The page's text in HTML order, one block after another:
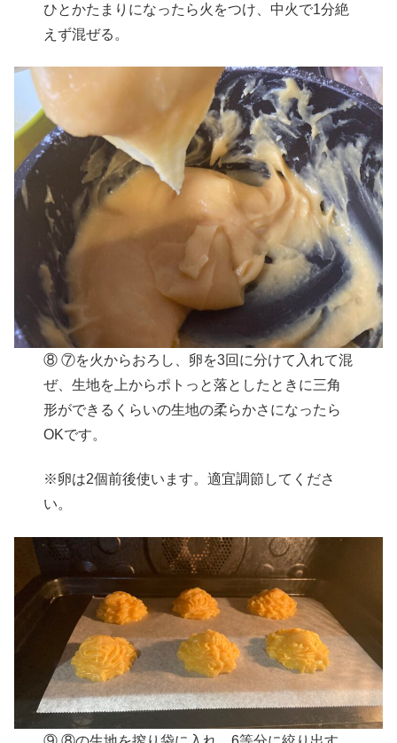
ひとかたまりになったら火をつけ、中火で1分絶
えず混ぜる。
⑧ ⑦を火からおろし、卵を3回に分けて入れて混
ぜ、生地を上からポトっと落としたときに三角
形ができるくらいの生地の柔らかさになったら
OKです。
※卵は2個前後使います。適宜調節してくださ
い。